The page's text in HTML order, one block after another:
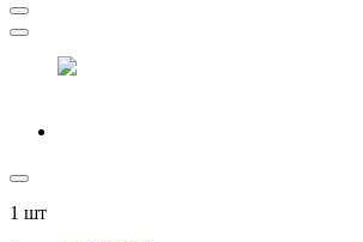
1 шт